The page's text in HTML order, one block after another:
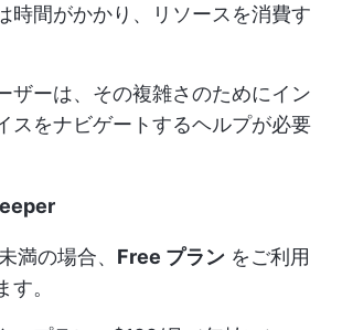
時間がかかり、リソースを消費す
ザーは、その複雑さのためにイン
スをナビゲートするヘルプが必要
満の場合、 Free プラン をご利用
す。